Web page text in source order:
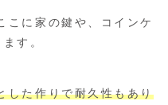
こに家の鍵や、コインケ
す。
した作りで耐久性もあり